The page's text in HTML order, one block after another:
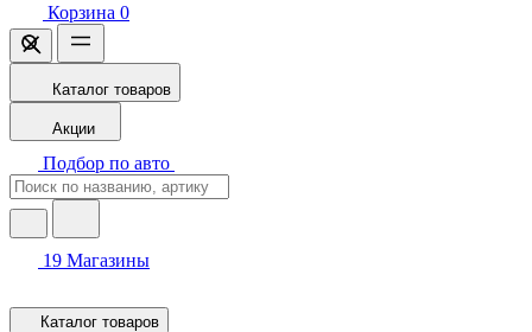
Корзина 0
Каталог товаров
Акции
Подбор по авто
19 Магазины
Каталог товаров